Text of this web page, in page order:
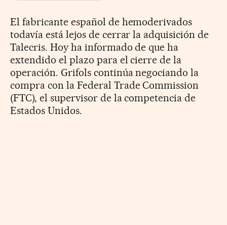
El fabricante español de hemoderivados
todavía está lejos de cerrar la adquisición de
Talecris. Hoy ha informado de que ha
extendido el plazo para el cierre de la
operación. Grifols continúa negociando la
compra con la Federal Trade Commission
(FTC), el supervisor de la competencia de
Estados Unidos.